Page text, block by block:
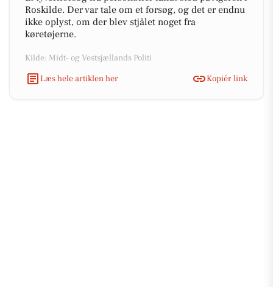
Roskilde. Der var tale om et forsøg, og det er endnu
ikke oplyst, om der blev stjålet noget fra
køretøjerne.
Kilde: Midt- og Vestsjællands Politi
Læs hele artiklen her
Kopiér link